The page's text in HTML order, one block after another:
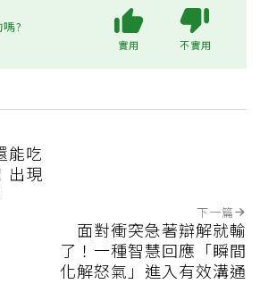
?
實用 不實用
能吃
出現
下一篇
面對衝突急著辯解就輸
了！一種智慧回應「瞬間
化解怒氣」進入有效溝通